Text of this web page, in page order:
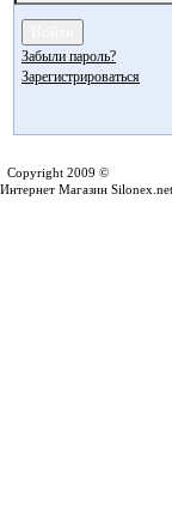
Забыли пароль?
Зарегистрироваться
Copyright 2009 ©
Интернет Магазин